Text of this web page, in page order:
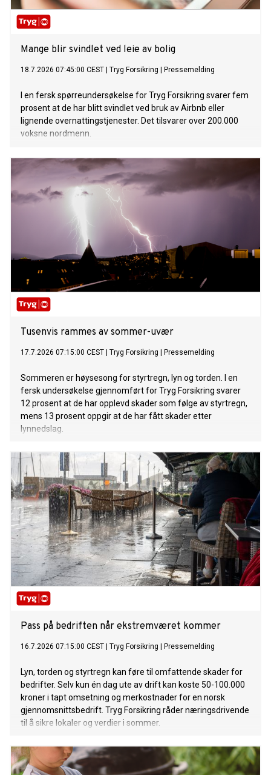
Mange blir svindlet ved leie av bolig
18.7.2026 07:45:00 CEST Tryg Forsikring Pressemelding
I en fersk spørreundersøkelse for Tryg Forsikring svarer fem
prosent at de har blitt svindlet ved bruk av Airbnb eller
lignende overnattingstjenester. Det tilsvarer over 200.000
voksne nordmenn.
Tusenvis rammes av sommer-uvær
17.7.2026 07:15:00 CEST Tryg Forsikring Pressemelding
Sommeren er høysesong for styrtregn, lyn og torden. I en
fersk undersøkelse gjennomført for Tryg Forsikring svarer
12 prosent at de har opplevd skader som følge av styrtregn,
mens 13 prosent oppgir at de har fått skader etter
lynnedslag.
Pass på bedriften når ekstremværet kommer
16.7.2026 07:15:00 CEST Tryg Forsikring Pressemelding
Lyn, torden og styrtregn kan føre til omfattende skader for
bedrifter. Selv kun én dag ute av drift kan koste 50-100.000
kroner i tapt omsetning og merkostnader for en norsk
gjennomsnittsbedrift. Tryg Forsikring råder næringsdrivende
til å sikre lokaler og verdier i sommer.